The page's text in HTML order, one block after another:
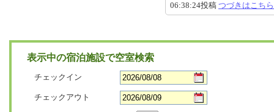
06:38:24投稿 つづきはこちら
表示中の宿泊施設で空室検索
チェックイン
チェックアウト